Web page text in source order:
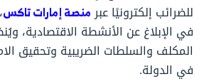
للضرائب إلكترونيًا عبرمنصة إمارات تاكس
في الإبلاغ عن الأنشطة الاقتصادية،
المكلف والسلطات الضريبية وتحقيق
في الدولة.